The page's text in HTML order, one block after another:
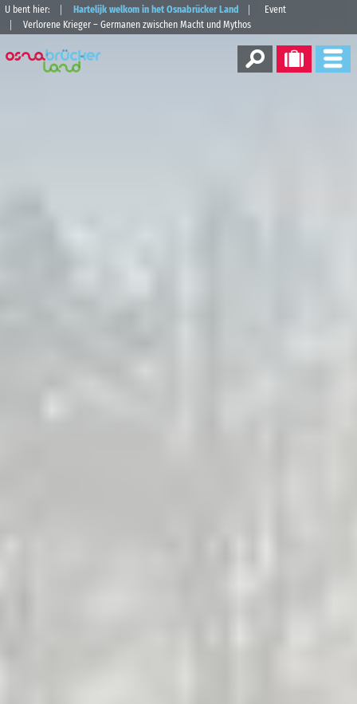
U bent hier: Hartelijk welkom in het Osnabrücker Land
Event
Verlorene Krieger – Germanen zwischen Macht und Mythos